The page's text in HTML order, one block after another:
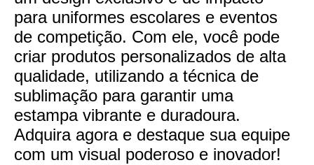
para uniformes escolares e eventos
de competição. Com ele, você pode
criar produtos personalizados de alta
qualidade, utilizando a técnica de
sublimação para garantir uma
estampa vibrante e duradoura.
Adquira agora e destaque sua equipe
com um visual poderoso e inovador!